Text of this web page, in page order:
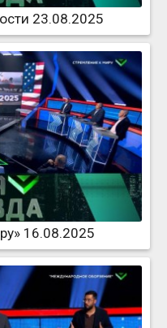
23.08.2025
16.08.2025